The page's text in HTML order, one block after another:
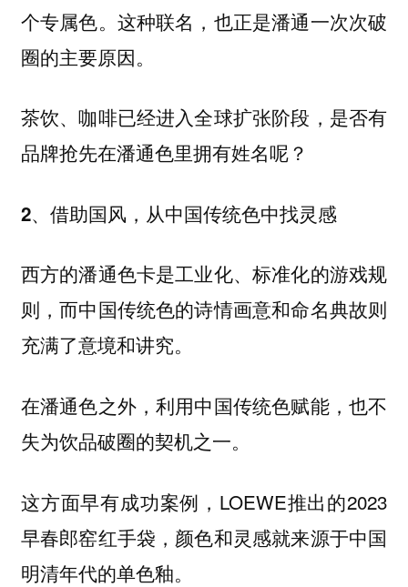
个专属色。这种联名，也正是潘通一次次破
圈的主要原因。
茶饮、咖啡已经进入全球扩张阶段，是否有
品牌抢先在潘通色里拥有姓名呢？
2、借助国风，从中国传统色中找灵感
西方的潘通色卡是工业化、标准化的游戏规
则，而中国传统色的诗情画意和命名典故则
充满了意境和讲究。
在潘通色之外，利用中国传统色赋能，也不
失为饮品破圈的契机之一。
这方面早有成功案例，LOEWE推出的2023
早春郎窑红手袋，颜色和灵感就来源于中国
明清年代的单色釉。